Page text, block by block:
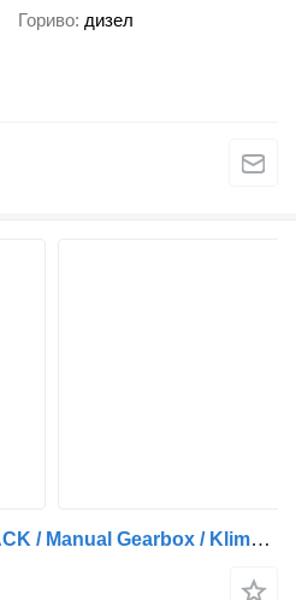
Гориво дизел
Renault Magnum 430 MACK / Manual Gearbox / Klima / Top Condition